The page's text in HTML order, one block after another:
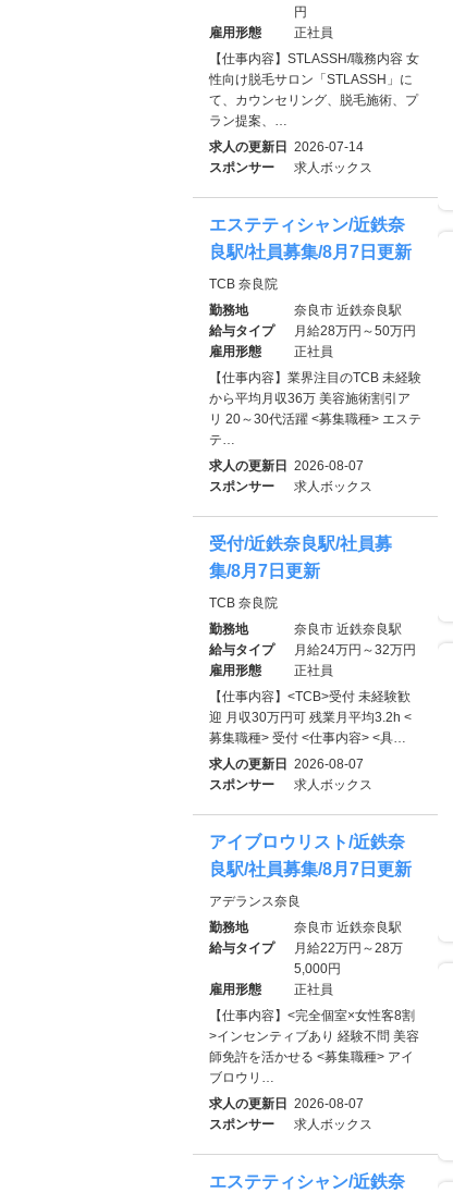
円
雇用形態
正社員
【仕事内容】STLASSH/職務内容 女
性向け脱毛サロン「STLASSH」に
て、カウンセリング、脱毛施術、プ
ラン提案、…
求人の更新日 2026-07-14
スポンサー
求人ボックス
エステティシャン/近鉄奈
良駅/社員募集/8月7日更新
TCB 奈良院
勤務地
奈良市 近鉄奈良駅
給与タイプ
月給28万円～50万円
雇用形態
正社員
【仕事内容】業界注目のTCB 未経験
から平均月収36万 美容施術割引ア
リ 20～30代活躍 <募集職種> エステ
テ…
求人の更新日 2026-08-07
スポンサー
求人ボックス
受付/近鉄奈良駅/社員募
集/8月7日更新
TCB 奈良院
勤務地
奈良市 近鉄奈良駅
給与タイプ
月給24万円～32万円
雇用形態
正社員
【仕事内容】<TCB>受付 未経験歓
迎 月収30万円可 残業月平均3.2h <
募集職種> 受付 <仕事内容> <具…
求人の更新日 2026-08-07
スポンサー
求人ボックス
アイブロウリスト/近鉄奈
良駅/社員募集/8月7日更新
アデランス奈良
勤務地
奈良市 近鉄奈良駅
給与タイプ
月給22万円～28万
5,000円
雇用形態
正社員
【仕事内容】<完全個室×女性客8割
>インセンティブあり 経験不問 美容
師免許を活かせる <募集職種> アイ
ブロウリ…
求人の更新日 2026-08-07
スポンサー
求人ボックス
エステティシャン/近鉄奈